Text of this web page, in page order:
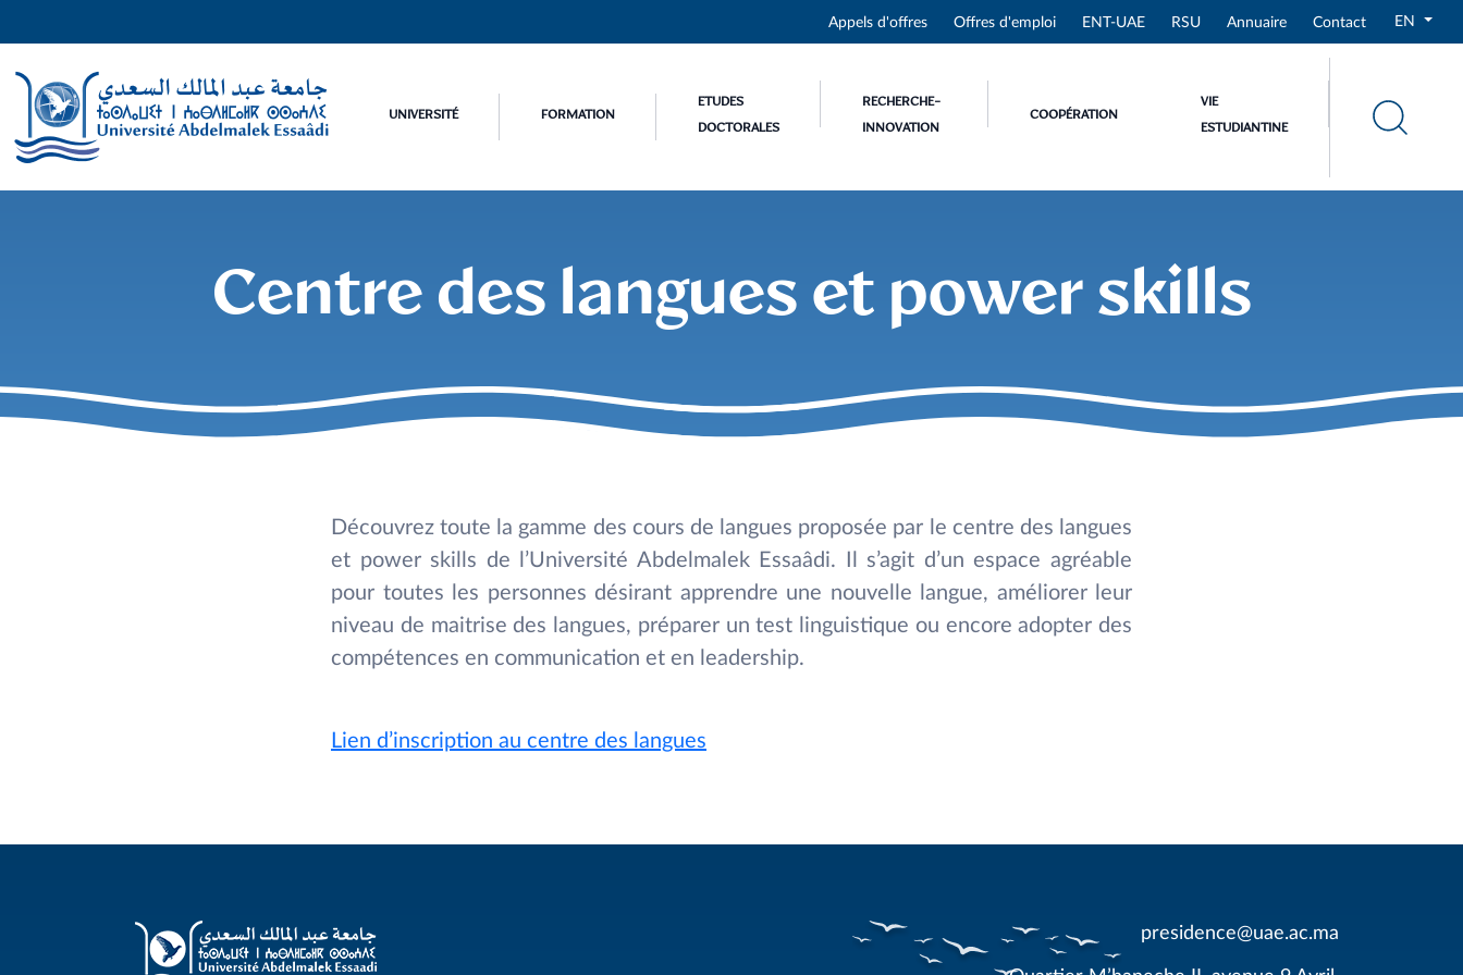
EN
Appels d'offres Offres d'emploi ENT-UAE RSU Annuaire Contact
UNIVERSITÉ FORMATION
ETUDES
DOCTORALES
RECHERCHE-
INNOVATION
COOPÉRATION
VIE
ESTUDIANTINE
Centre des langues et power skills
Découvrez toute la gamme des cours de langues proposée par le centre des langues
et power skills de l’Université Abdelmalek Essaâdi. Il s’agit d’un espace agréable
pour toutes les personnes désirant apprendre une nouvelle langue, améliorer leur
niveau de maitrise des langues, préparer un test linguistique ou encore adopter des
compétences en communication et en leadership.
Lien d’inscription au centre des langues
presidence@uae.ac.ma